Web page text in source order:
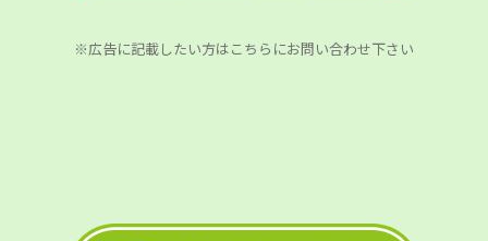
※広告に記載したい方はこちらにお問い合わせ下さい